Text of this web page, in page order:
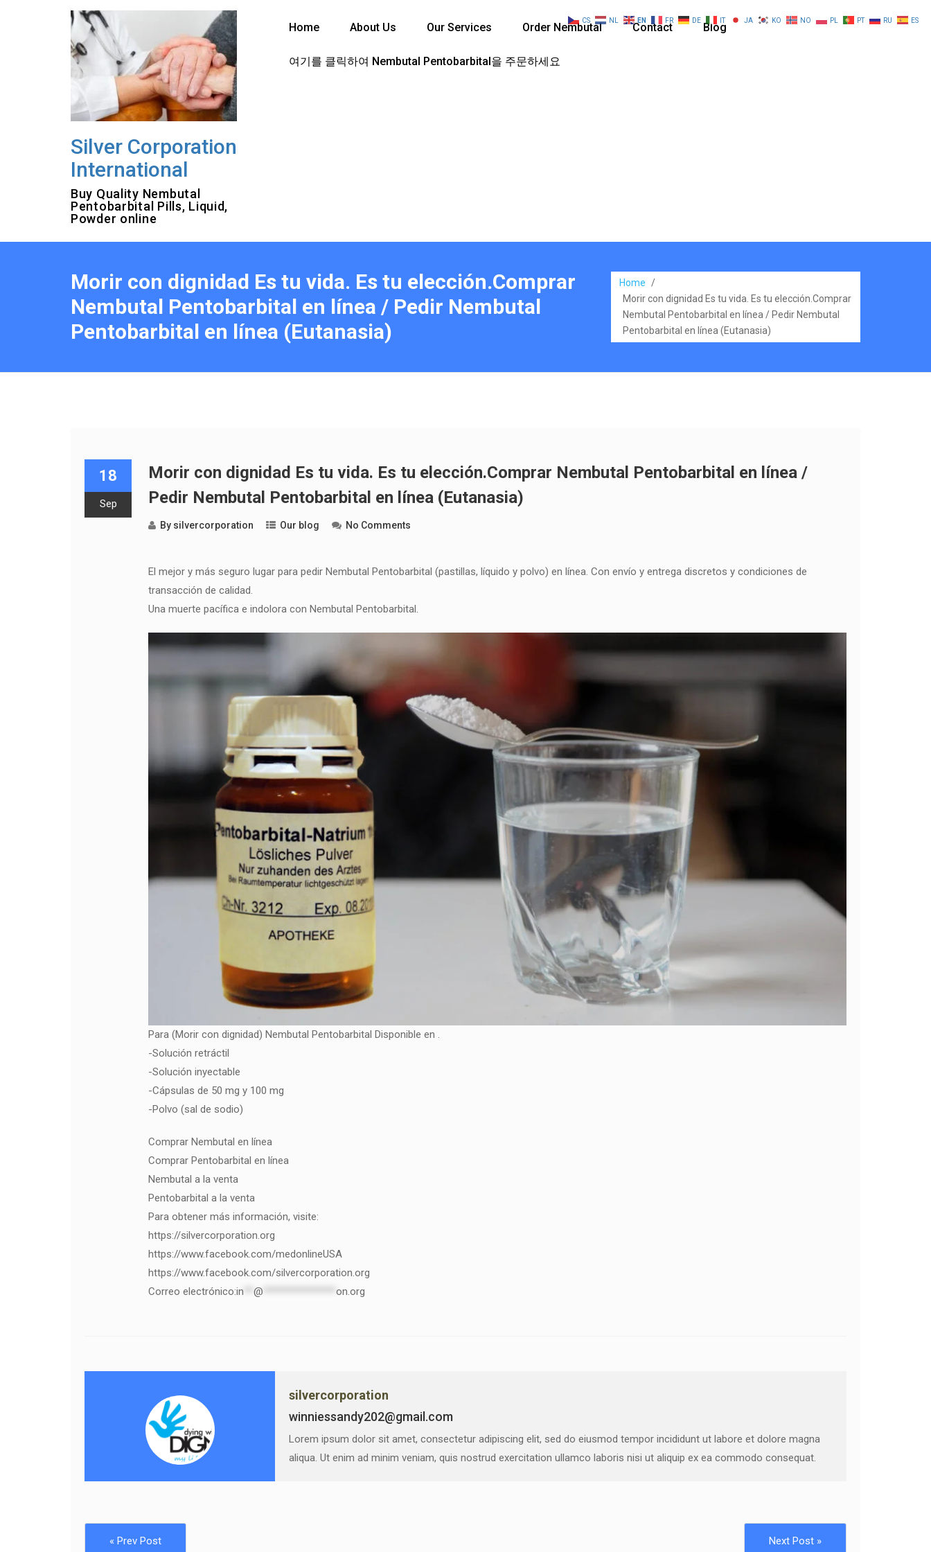
Silver Corporation
International
Buy Quality Nembutal
Pentobarbital Pills, Liquid,
Powder online
Home About Us Our Services Order Nembutal Contact Blog
여기를 클릭하여 Nembutal Pentobarbital을 주문하세요
Morir con dignidad Es tu vida. Es tu elección.Comprar
Nembutal Pentobarbital en línea / Pedir Nembutal
Pentobarbital en línea (Eutanasia)
Home
/
Morir con dignidad Es tu vida. Es tu elección.Comprar
Nembutal Pentobarbital en línea / Pedir Nembutal
Pentobarbital en línea (Eutanasia)
18
Sep
Morir con dignidad Es tu vida. Es tu elección.Comprar Nembutal Pentobarbital en línea /
Pedir Nembutal Pentobarbital en línea (Eutanasia)
By silvercorporation Our blog No Comments
El mejor y más seguro lugar para pedir Nembutal Pentobarbital (pastillas, líquido y polvo) en línea. Con envío y entrega discretos y condiciones de
transacción de calidad.
Una muerte pacífica e indolora con Nembutal Pentobarbital.
Para (Morir con dignidad) Nembutal Pentobarbital Disponible en .
-Solución retráctil
-Solución inyectable
-Cápsulas de 50 mg y 100 mg
-Polvo (sal de sodio)
Comprar Nembutal en línea
Comprar Pentobarbital en línea
Nembutal a la venta
Pentobarbital a la venta
Para obtener más información, visite:
https://silvercorporation.org
https://www.facebook.com/medonlineUSA
https://www.facebook.com/silvercorporation.org
Correo electrónico:in @ on.org
silvercorporation
winniessandy202@gmail.com
Lorem ipsum dolor sit amet, consectetur adipiscing elit, sed do eiusmod tempor incididunt ut labore et dolore magna
aliqua. Ut enim ad minim veniam, quis nostrud exercitation ullamco laboris nisi ut aliquip ex ea commodo consequat.
« Prev Post Next Post »
CS NL EN FR DE IT JA KO NO PL PT RU ES